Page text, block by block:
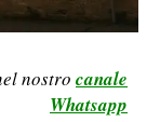
nostro canale
Whatsapp